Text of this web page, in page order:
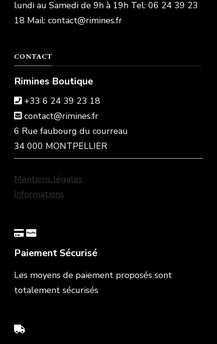
lundi au Samedi de 9h à 19h Tel: 06 24 39 23
18 Mail: contact@rimines.fr
CONTACT
Rimines Boutique
+33 6 24 39 23 18
contact@rimines.fr
6 Rue faubourg du courreau
34 000 MONTPELLIER
Mentions légales
Informations
Paiement Sécurisé
Les moyens de paiement proposés sont
totalement sécurisés